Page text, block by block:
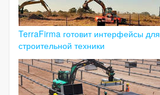
TerraFirma готовит интерфейсы
строительной техники